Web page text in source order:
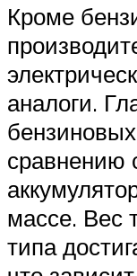
Кроме
аналоги.
бензиновых
сравнению
массе. Вес
типа